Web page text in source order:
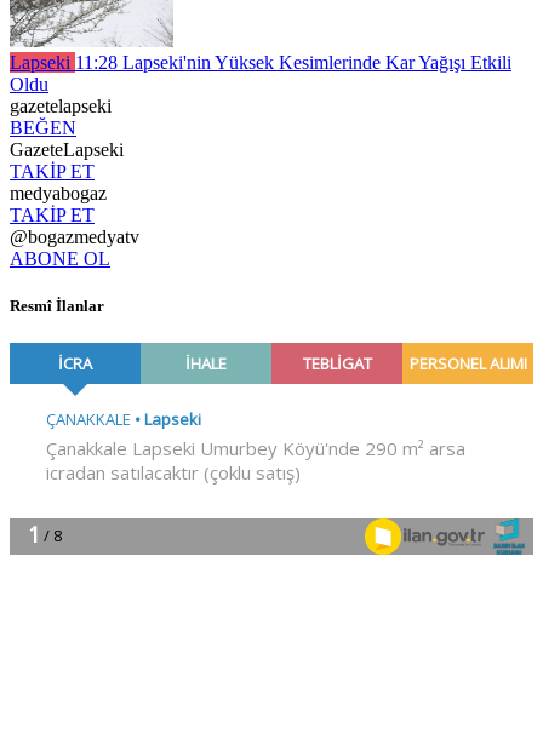
Lapseki 11:28 Lapseki'nin Yüksek Kesimlerinde Kar Yağışı Etkili
Oldu
gazetelapseki
BEĞEN
GazeteLapseki
TAKİP ET
medyabogaz
TAKİP ET
@bogazmedyatv
ABONE OL
Resmî İlanlar